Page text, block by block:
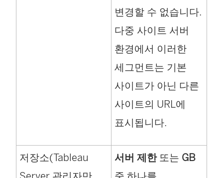
변경할 수 없습니다.
다중 사이트 서버
환경에서 이러한
세그먼트는 기본
사이트가 아닌 다른
사이트의 URL에
표시됩니다.
저장소(Tableau
서버 제한또는 GB